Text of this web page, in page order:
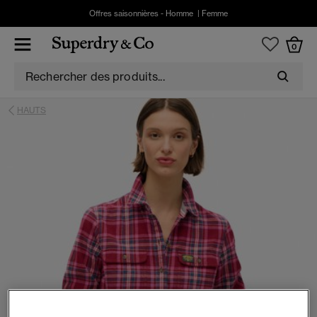
Offres saisonnières - Homme Femme
0
HAUTS